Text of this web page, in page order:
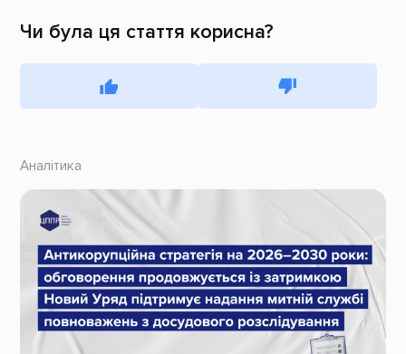
Чи була ця стаття корисна?
Аналітика